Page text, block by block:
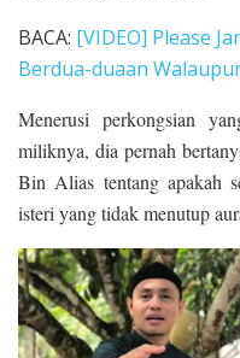
BACA: [VIDEO] Please
Berdua-duaan
Menerusi perkongsian
miliknya, dia pernah
Bin Alias tentang apakah
isteri yang tidak menutup